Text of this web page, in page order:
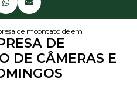
de alarmes
de monitoramento de alarme
contato de empresa de
DE
DE CÂMERAS E